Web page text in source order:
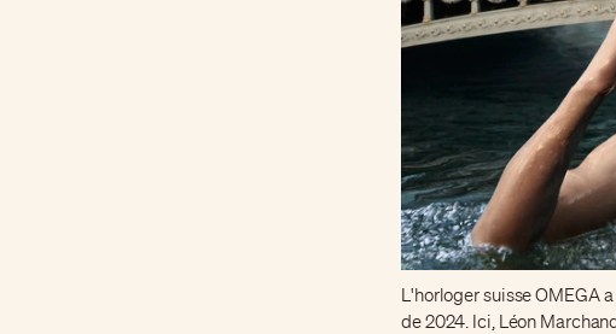
L'horloger suisse OMEGA
de 2024. Ici, Léon